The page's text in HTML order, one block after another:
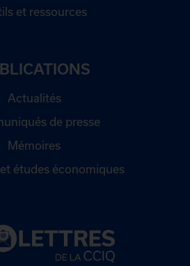
et ressources
Actualités
de presse
Mémoires
études économiques